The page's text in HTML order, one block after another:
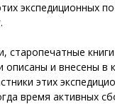
экспедиционных
старопечатные
и внесены в
этих
время активных